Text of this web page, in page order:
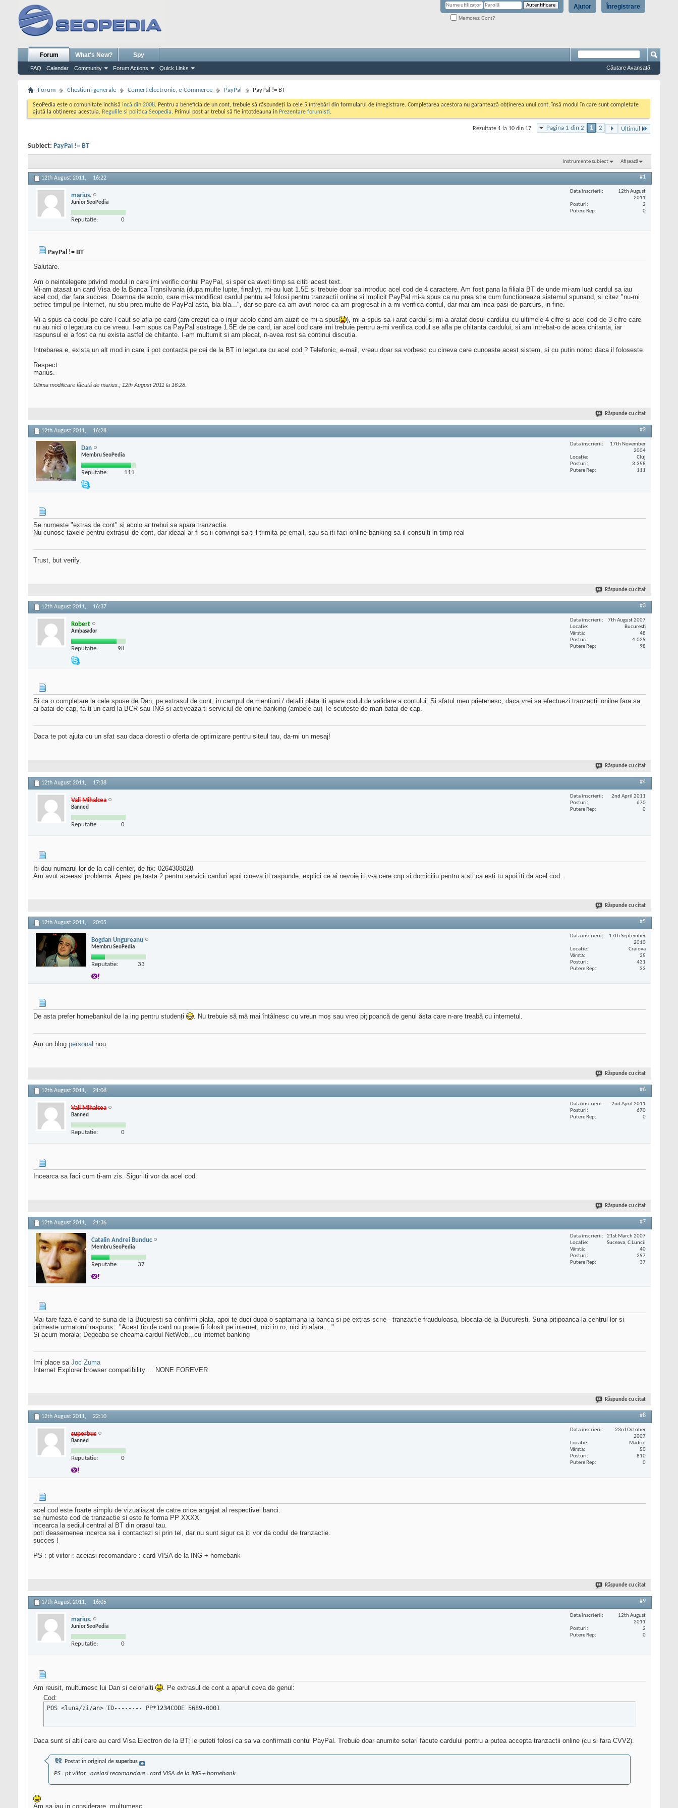
Înregistrare
Ajutor
Memorez Cont?
Forum
FAQ Calendar Community Forum Actions Quick Links
What's New? Spy
Căutare Avansată
Forum Chestiuni generale Comert electronic, e-Commerce PayPal PayPal != BT
SeoPedia este o comunitate inchisă incă din 2008. Pentru a beneficia de un cont, trebuie să răspundeți la cele 5 întrebări din formularul de înregistrare. Completarea acestora nu garantează obținerea unui cont, însă modul în care sunt completate
ajută la obținerea acestuia. Regulile si politica Seopedia. Primul post ar trebui să fie intotdeauna in Prezentare forumisti.
Pagina 1 din 2 1 2 Ultimul
Rezultate 1 la 10 din 17
Subiect: PayPal != BT
Instrumente subiect Afișează
12th August 2011, 16:22 #1
marius.
Junior SeoPedia
Reputatie: 0
Data înscrierii
12th August
2011
Posturi
2
Putere Rep
0
PayPal != BT
Salutare.
Am o neintelegere privind modul in care imi verific contul PayPal, si sper ca aveti timp sa cititi acest text.
Mi-am atasat un card Visa de la Banca Transilvania (dupa multe lupte, finally), mi-au luat 1.5E si trebuie doar sa introduc acel cod de 4 caractere. Am fost pana la filiala BT de unde mi-am luat cardul sa iau
acel cod, dar fara succes. Doamna de acolo, care mi-a modificat cardul pentru a-l folosi pentru tranzactii online si implicit PayPal mi-a spus ca nu prea stie cum functioneaza sistemul spunand, si citez "nu-mi
petrec timpul pe Internet, nu stiu prea multe de PayPal asta, bla bla...", dar se pare ca am avut noroc ca am progresat in a-mi verifica contul, dar mai am inca pasi de parcurs, in fine.
Mi-a spus ca codul pe care-l caut se afla pe card (am crezut ca o injur acolo cand am auzit ce mi-a spus
), mi-a spus sa-i arat cardul si mi-a aratat dosul cardului cu ultimele 4 cifre si acel cod de 3 cifre care
nu au nici o legatura cu ce vreau. I-am spus ca PayPal sustrage 1.5E de pe card, iar acel cod care imi trebuie pentru a-mi verifica codul se afla pe chitanta cardului, si am intrebat-o de acea chitanta, iar
raspunsul ei a fost ca nu exista astfel de chitante. I-am multumit si am plecat, n-avea rost sa continui discutia.
Intrebarea e, exista un alt mod in care ii pot contacta pe cei de la BT in legatura cu acel cod ? Telefonic, e-mail, vreau doar sa vorbesc cu cineva care cunoaste acest sistem, si cu putin noroc daca il foloseste.
Respect
marius.
Ultima modificare făcută de marius.; 12th August 2011 la 16:28
Răspunde cu citat
12th August 2011, 16:28 #2
Dan
Membru SeoPedia
Reputatie: 111
Data înscrierii
17th November
2004
Locaţie
Cluj
Posturi
3.358
Putere Rep
111
Se numeste "extras de cont" si acolo ar trebui sa apara tranzactia.
Nu cunosc taxele pentru extrasul de cont, dar ideaal ar fi sa ii convingi sa ti-l trimita pe email, sau sa iti faci online-banking sa il consulti in timp real
Trust, but verify.
Răspunde cu citat
12th August 2011, 16:37 #3
Robert
Ambasador
Reputatie: 98
Data înscrierii
7th August 2007
Locaţie
Bucuresti
Vârstă
48
Posturi
4.029
Putere Rep
98
Si ca o completare la cele spuse de Dan, pe extrasul de cont, in campul de mentiuni / detalii plata iti apare codul de validare a contului. Si sfatul meu prietenesc, daca vrei sa efectuezi tranzactii onilne fara sa
ai batai de cap, fa-ti un card la BCR sau ING si activeaza-ti serviciul de online banking (ambele au) Te scuteste de mari batai de cap.
Daca te pot ajuta cu un sfat sau daca doresti o oferta de optimizare pentru siteul tau, da-mi un mesaj!
Răspunde cu citat
12th August 2011, 17:38 #4
Vali Mihalcea
Banned
Reputatie: 0
Data înscrierii
2nd April 2011
Posturi
670
Putere Rep
0
Iti dau numarul lor de la call-center, de fix: 0264308028
Am avut aceeasi problema. Apesi pe tasta 2 pentru servicii carduri apoi cineva iti raspunde, explici ce ai nevoie iti v-a cere cnp si domiciliu pentru a sti ca esti tu apoi iti da acel cod.
Răspunde cu citat
12th August 2011, 20:05 #5
Bogdan Ungureanu
Membru SeoPedia
Reputatie: 33
Data înscrierii
17th September
2010
Locaţie
Craiova
Vârstă
35
Posturi
431
Putere Rep
33
De asta prefer homebankul de la ing pentru studenți . Nu trebuie să mă mai întâlnesc cu vreun moș sau vreo pițipoancă de genul ăsta care n-are treabă cu internetul.
Am un blog personal nou.
Răspunde cu citat
12th August 2011, 21:08 #6
Vali Mihalcea
Banned
Reputatie: 0
Data înscrierii
2nd April 2011
Posturi
670
Putere Rep
0
Incearca sa faci cum ti-am zis. Sigur iti vor da acel cod.
Răspunde cu citat
12th August 2011, 21:36 #7
Catalin Andrei Bunduc
Membru SeoPedia
Reputatie: 37
Data înscrierii
21st March 2007
Locaţie
Suceava, C Luncii
Vârstă
40
Posturi
297
Putere Rep
37
Mai tare faza e cand te suna de la Bucuresti sa confirmi plata, apoi te duci dupa o saptamana la banca si pe extras scrie - tranzactie frauduloasa, blocata de la Bucuresti. Suna pitipoanca la centrul lor si
primeste urmatorul raspuns : "Acest tip de card nu poate fi folosit pe internet, nici in ro, nici in afara...."
Si acum morala: Degeaba se cheama cardul NetWeb...cu internet banking
Imi place sa Joc Zuma
Internet Explorer browser compatibility ... NONE FOREVER
Răspunde cu citat
12th August 2011, 22:10 #8
superbus
Banned
Reputatie: 0
Data înscrierii
23rd October
2007
Locaţie
Madrid
Vârstă
50
Posturi
810
Putere Rep
0
acel cod este foarte simplu de vizualiazat de catre orice angajat al respectivei banci.
se numeste cod de tranzactie si este fe forma PP XXXX
incearca la sediul central al BT din orasul tau.
poti deasemenea incerca sa ii contactezi si prin tel, dar nu sunt sigur ca iti vor da codul de tranzactie.
succes !
PS : pt viitor : aceiasi recomandare : card VISA de la ING + homebank
Răspunde cu citat
17th August 2011, 16:05 #9
marius.
Junior SeoPedia
Reputatie: 0
Data înscrierii
12th August
2011
Posturi
2
Putere Rep
0
Am reusit, multumesc lui Dan si celorlalti
. Pe extrasul de cont a aparut ceva de genul:
Cod:
POS <luna/zi/an> ID-------- PP*1234CODE 5689-0001
Daca sunt si altii care au card Visa Electron de la BT; le puteti folosi ca sa va confirmati contul PayPal. Trebuie doar anumite setari facute cardului pentru a putea accepta tranzactii online (cu si fara CVV2).
Postat în original de superbus
PS : pt viitor : aceiasi recomandare : card VISA de la ING + homebank
Am sa iau in considerare, multumesc.